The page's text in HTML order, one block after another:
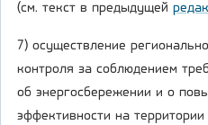
(см. текст в предыдущей
7) осуществление
контроля за соблюдением
об энергосбережении и о
эффективности на